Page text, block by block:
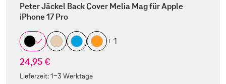
Peter Jäckel Back Cover Melia Mag für Apple
iPhone 17 Pro
+ 1
24,95 €
Lieferzeit:1-3 Werktage